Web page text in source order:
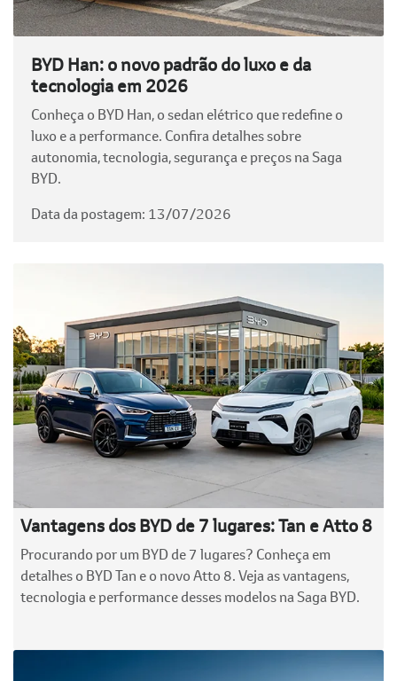
BYD Han: o novo padrão do luxo e da
tecnologia em 2026
Conheça o BYD Han, o sedan elétrico que redefine o
luxo e a performance. Confira detalhes sobre
autonomia, tecnologia, segurança e preços na Saga
BYD.
Data da postagem: 13/07/2026
Vantagens dos BYD de 7 lugares: Tan e Atto 8
Procurando por um BYD de 7 lugares? Conheça em
detalhes o BYD Tan e o novo Atto 8. Veja as vantagens,
tecnologia e performance desses modelos na Saga BYD.